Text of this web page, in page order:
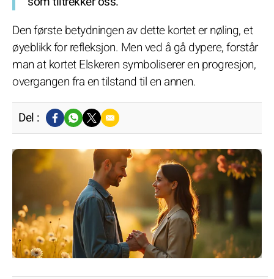
Den første betydningen av dette kortet er nøling, et
øyeblikk for refleksjon. Men ved å gå dypere, forstår
man at kortet Elskeren symboliserer en progresjon,
overgangen fra en tilstand til en annen.
Del :